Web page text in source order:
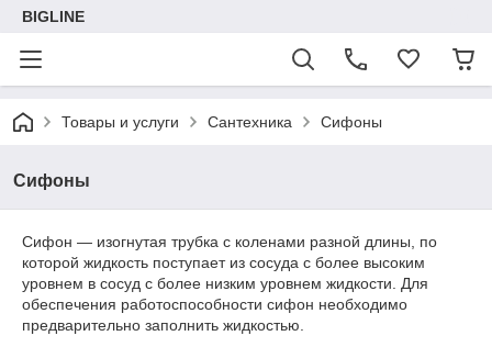
BIGLINE
Товары и услуги Сантехника Сифоны
Сифоны
Сифон — изогнутая трубка с коленами разной длины, по
которой жидкость поступает из сосуда с более высоким
уровнем в сосуд с более низким уровнем жидкости. Для
обеспечения работоспособности сифон необходимо
предварительно заполнить жидкостью.